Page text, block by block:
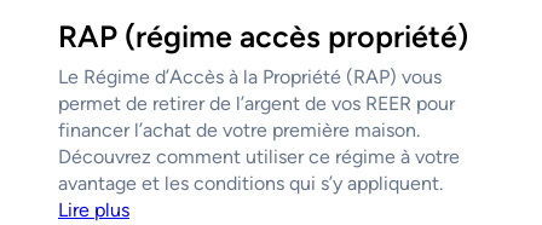
RAP (régime accès propriété)
Le Régime d’Accès à la Propriété (RAP) vous
permet de retirer de l’argent de vos REER pour
financer l’achat de votre première maison.
Découvrez comment utiliser ce régime à votre
avantage et les conditions qui s’y appliquent.
Lire plus